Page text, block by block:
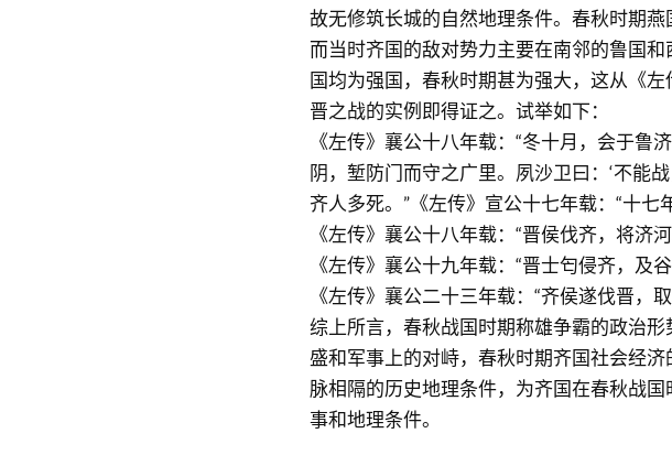
故无修筑长城的自然地理条件。春秋时期
而当时齐国的敌对势力主要在南邻的鲁国
国均为强国，春秋时期甚为强大，这从《
晋之战的实例即得证之。试举如下：
《左传》襄公十八年载：“冬十月，会于鲁
阴，堑防门而守之广里。夙沙卫曰：‘不能
齐人多死。”《左传》宣公十七年载：“十七
《左传》襄公十八年载：“晋侯伐齐，将济
《左传》襄公十九年载：“晋士匄侵齐，及
《左传》襄公二十三年载：“齐侯遂伐晋，
综上所言，春秋战国时期称雄争霸的政治
盛和军事上的对峙，春秋时期齐国社会经
脉相隔的历史地理条件，为齐国在春秋战
事和地理条件。